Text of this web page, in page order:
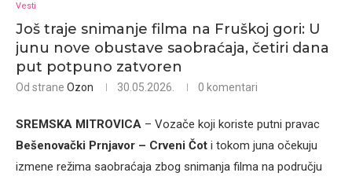
Vesti
Još traje snimanje filma na Fruškoj gori: U
junu nove obustave saobraćaja, četiri dana
put potpuno zatvoren
Od strane Ozon 30.05.2026. 0 komentari
SREMSKA MITROVICA – Vozače koji koriste putni pravac
Bešenovački Prnjavor – Crveni Čot i tokom juna očekuju
izmene režima saobraćaja zbog snimanja filma na području